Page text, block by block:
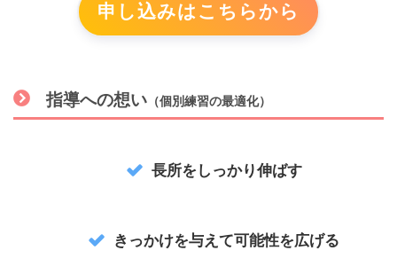
申し込みはこちらから
指導への想い （個別練習の最適化）
長所をしっかり伸ばす
きっかけを与えて可能性を広げる